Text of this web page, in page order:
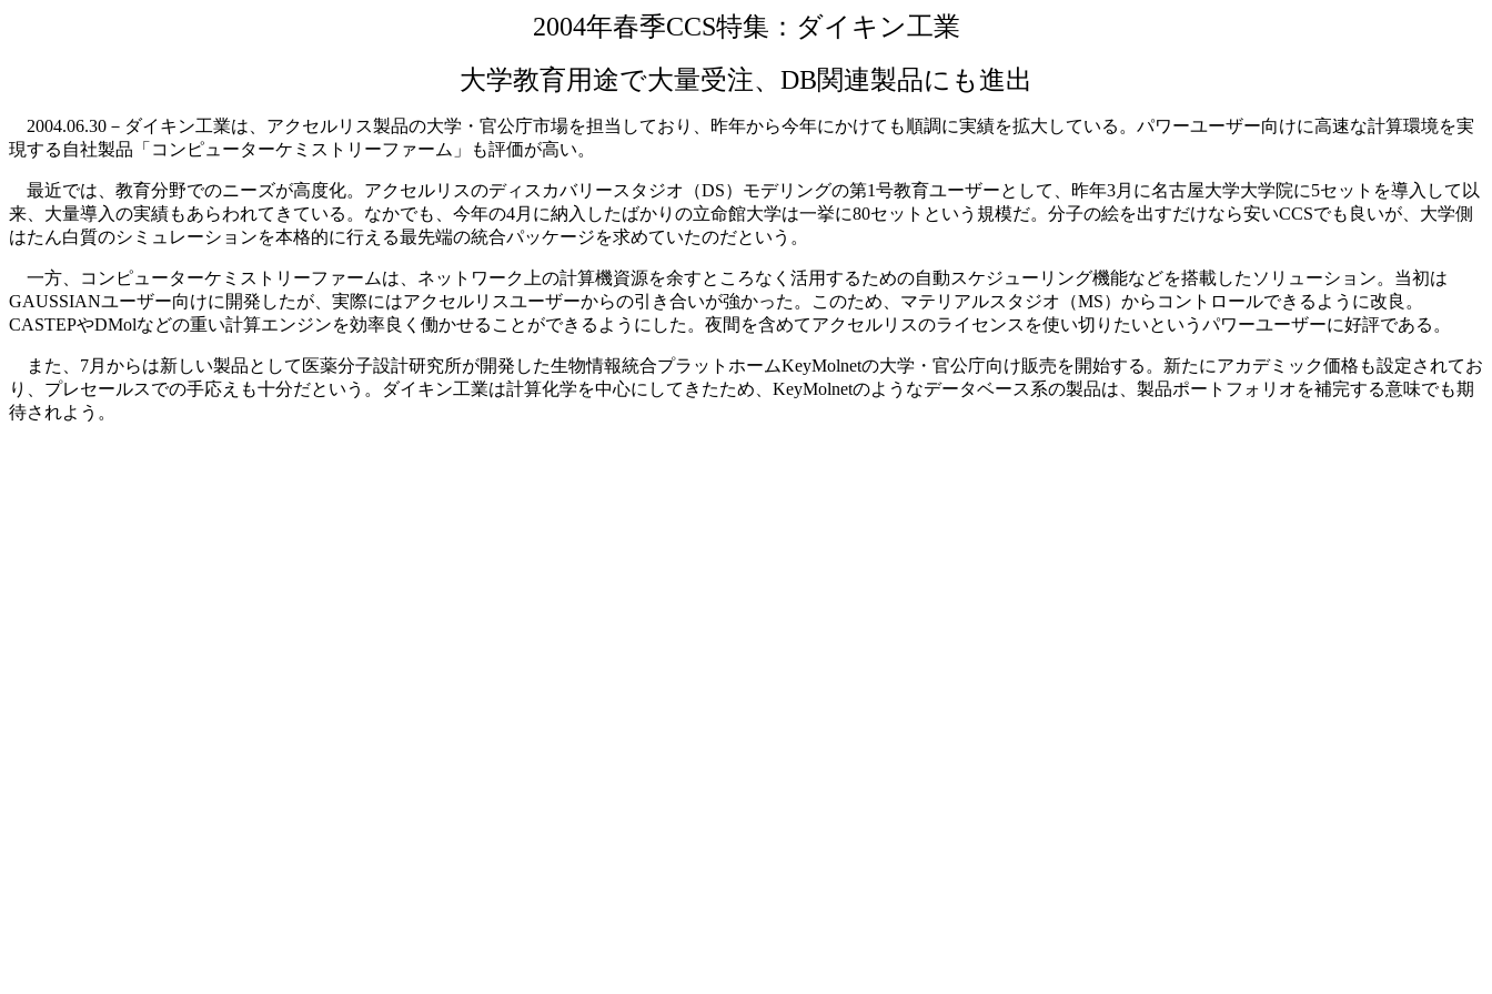
2004年春季CCS特集：ダイキン工業
大学教育用途で大量受注、DB関連製品にも進出
2004.06.30－ダイキン工業は、アクセルリス製品の大学・官公庁市場を担当しており、昨年から今年にかけても順調に実績を拡大している。パワーユーザー向けに高速な計算環境を実
現する自社製品「コンピューターケミストリーファーム」も評価が高い。
最近では、教育分野でのニーズが高度化。アクセルリスのディスカバリースタジオ（DS）モデリングの第1号教育ユーザーとして、昨年3月に名古屋大学大学院に5セットを導入して以
来、大量導入の実績もあらわれてきている。なかでも、今年の4月に納入したばかりの立命館大学は一挙に80セットという規模だ。分子の絵を出すだけなら安いCCSでも良いが、大学側
はたん白質のシミュレーションを本格的に行える最先端の統合パッケージを求めていたのだという。
一方、コンピューターケミストリーファームは、ネットワーク上の計算機資源を余すところなく活用するための自動スケジューリング機能などを搭載したソリューション。当初は
GAUSSIANユーザー向けに開発したが、実際にはアクセルリスユーザーからの引き合いが強かった。このため、マテリアルスタジオ（MS）からコントロールできるように改良。
CASTEPやDMolなどの重い計算エンジンを効率良く働かせることができるようにした。夜間を含めてアクセルリスのライセンスを使い切りたいというパワーユーザーに好評である。
また、7月からは新しい製品として医薬分子設計研究所が開発した生物情報統合プラットホームKeyMolnetの大学・官公庁向け販売を開始する。新たにアカデミック価格も設定されてお
り、プレセールスでの手応えも十分だという。ダイキン工業は計算化学を中心にしてきたため、KeyMolnetのようなデータベース系の製品は、製品ポートフォリオを補完する意味でも期
待されよう。